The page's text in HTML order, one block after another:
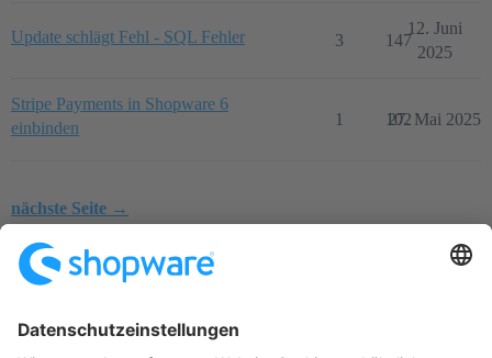
Update schlägt Fehl - SQL Fehler 3 147
12. Juni
2025
Stripe Payments in Shopware 6
einbinden
1 102
27. Mai 2025
nächste Seite →